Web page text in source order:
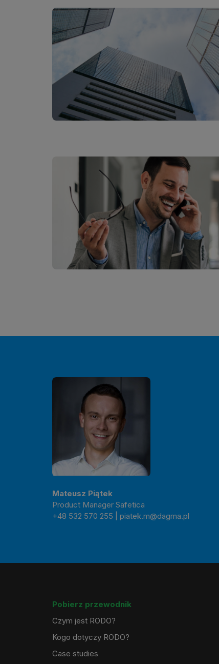
Mateusz Piątek
Product Manager Safetica
+48 532 570 255
piatek.m@dagma.pl
Pobierz przewodnik
Czym jest RODO?
Kogo dotyczy RODO?
Case studies